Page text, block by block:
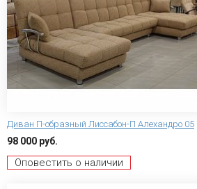
Диван П-образный Лиссабон-П Алехандро 05
98 000 руб.
Оповестить о наличии